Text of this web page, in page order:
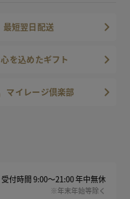
最短翌日配送
心を込めたギフト
マイレージ倶楽部
受付時間 9:00～21:00 年中無休
※年末年始等除く